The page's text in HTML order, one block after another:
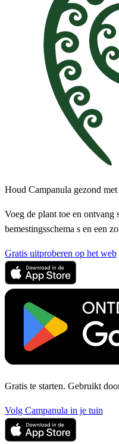
Houd Campanula gezond
Voeg de plant toe en ontvang
bemestingsschema s en een
Gratis uitproberen op het web
Gratis te starten. Gebruikt
Volg Campanula in je tuin